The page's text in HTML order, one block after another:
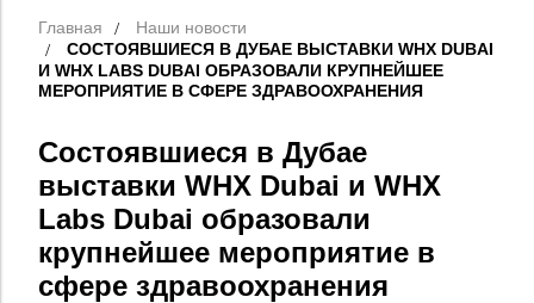
Главная Наши новости
СОСТОЯВШИЕСЯ В ДУБАЕ ВЫСТАВКИ WHX DUBAI
И WHX LABS DUBAI ОБРАЗОВАЛИ КРУПНЕЙШЕЕ
МЕРОПРИЯТИЕ В СФЕРЕ ЗДРАВООХРАНЕНИЯ
Состоявшиеся в Дубае
выставки WHX Dubai и WHX
Labs Dubai образовали
крупнейшее мероприятие в
сфере здравоохранения